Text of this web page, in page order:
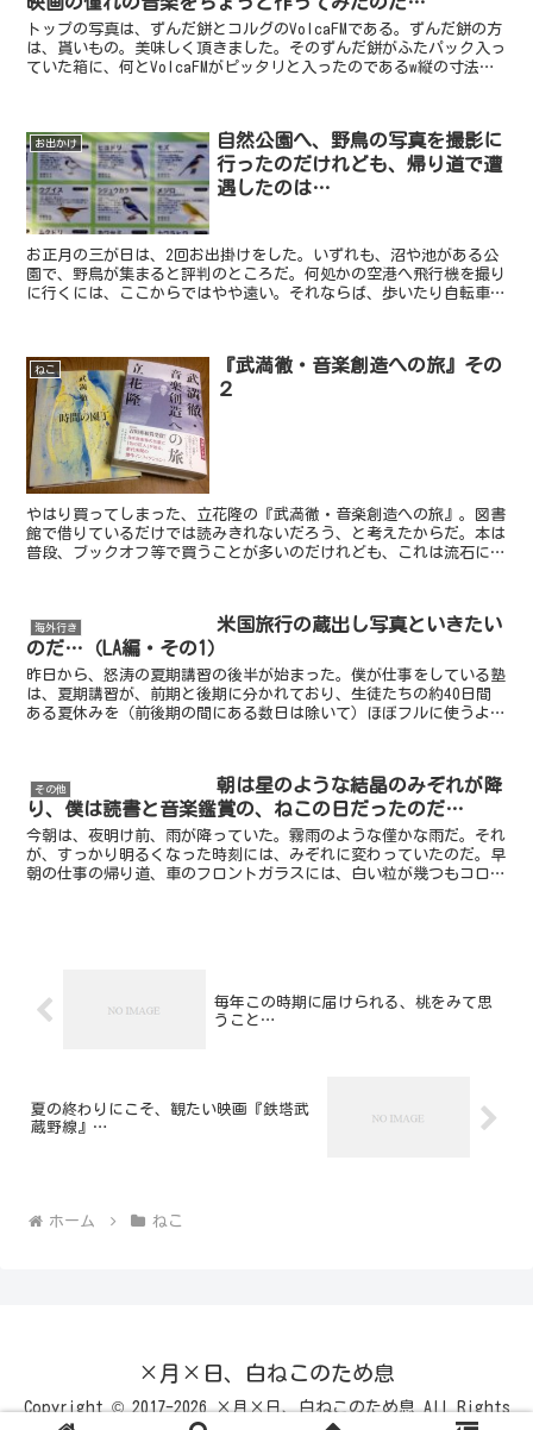
トップの写真は、ずんだ餅とコルグのVolcaFMである。ずんだ餅の方
は、貰いもの。美味しく頂きました。そのずんだ餅がふたパック入っ
ていた箱に、何とVolcaFMがピッタリと入ったのであるw縦の寸法が
お出かけ
自然公園へ、野鳥の写真を撮影に
行ったのだけれども、帰り道で遭
遇したのは…
お正月の三が日は、2回お出掛けをした。いずれも、沼や池がある公
園で、野鳥が集まると評判のところだ。何処かの空港へ飛行機を撮り
に行くには、ここからではやや遠い。それならば、歩いたり自転車で
ねこ
『武満徹・音楽創造への旅』その
２
やはり買ってしまった、立花隆の『武満徹・音楽創造への旅』。図書
館で借りているだけでは読みきれないだろう、と考えたからだ。本は
普段、ブックオフ等で買うことが多いのだけれども、これは流石に中
海外行き
米国旅行の蔵出し写真といきたい
のだ…（LA編・その1）
昨日から、怒涛の夏期講習の後半が始まった。僕が仕事をしている塾
は、夏期講習が、前期と後期に分かれており、生徒たちの約40日間
ある夏休みを（前後期の間にある数日は除いて）ほぼフルに使うよう
その他
朝は星のような結晶のみぞれが降
り、僕は読書と音楽鑑賞の、ねこの日だったのだ…
今朝は、夜明け前、雨が降っていた。霧雨のような僅かな雨だ。それ
が、すっかり明るくなった時刻には、みぞれに変わっていたのだ。早
朝の仕事の帰り道、車のフロントガラスには、白い粒が幾つもコロコ
毎年この時期に届けられる、桃をみて思
うこと…
夏の終わりにこそ、観たい映画『鉄塔武
蔵野線』…
ホーム ねこ
×月×日、白ねこのため息
Copyright © 2017-2026 ×月×日、白ねこのため息 All Rights